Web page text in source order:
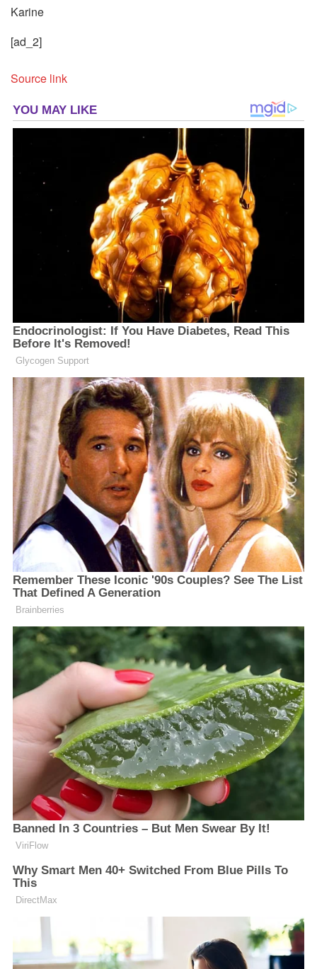
Karine
[ad_2]
Source link